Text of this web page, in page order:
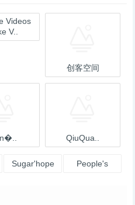
V..
创客空间
QiuQua..
Sugar'hope
People's